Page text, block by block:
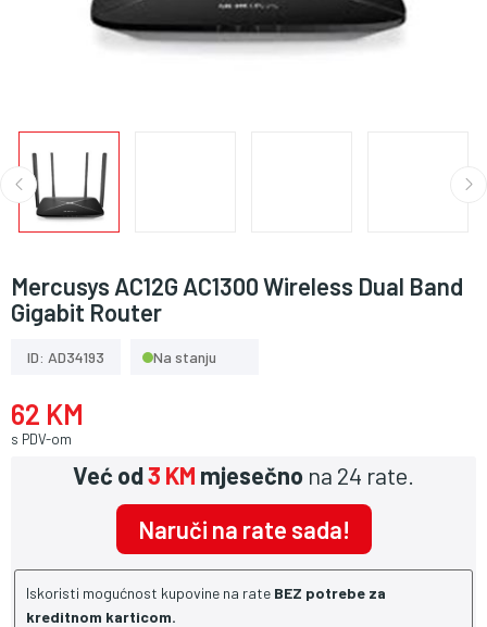
Mercusys AC12G AC1300 Wireless Dual Band
Gigabit Router
ID: AD34193 Na stanju
62 KM
s PDV-om
Već od3 KM mjesečno na 24 rate.
Naruči na rate sada!
Iskoristi mogućnost kupovine na rate BEZ potrebe za
kreditnom karticom.